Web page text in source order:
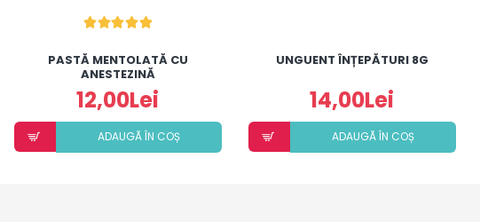
PASTĂ MENTOLATĂ CU
ANESTEZINĂ
12,00Lei
ADAUGÃ ÎN COȘ
UNGUENT ÎNȚEPĂTURI 8G
14,00Lei
ADAUGÃ ÎN COȘ